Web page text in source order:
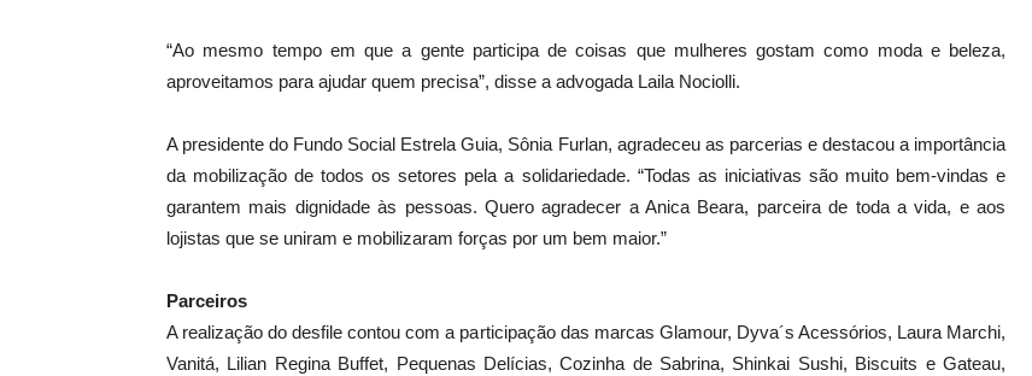
“Ao mesmo tempo em que a gente participa de coisas que mulheres gostam como moda e beleza,
aproveitamos para ajudar quem precisa”, disse a advogada Laila Nociolli.
A presidente do Fundo Social Estrela Guia, Sônia Furlan, agradeceu as parcerias e destacou a importância
da mobilização de todos os setores pela a solidariedade. “Todas as iniciativas são muito bem-vindas e
garantem mais dignidade às pessoas. Quero agradecer a Anica Beara, parceira de toda a vida, e aos
lojistas que se uniram e mobilizaram forças por um bem maior.”
Parceiros
A realização do desfile contou com a participação das marcas Glamour, Dyva´s Acessórios, Laura Marchi,
Vanitá, Lilian Regina Buffet, Pequenas Delícias, Cozinha de Sabrina, Shinkai Sushi, Biscuits e Gateau,